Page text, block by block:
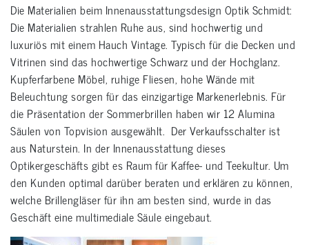
Die Materialien beim Innenausstattungsdesign Optik Schmidt:
Die Materialien strahlen Ruhe aus, sind hochwertig und
luxuriös mit einem Hauch Vintage. Typisch für die Decken und
Vitrinen sind das hochwertige Schwarz und der Hochglanz.
Kupferfarbene Möbel, ruhige Fliesen, hohe Wände mit
Beleuchtung sorgen für das einzigartige Markenerlebnis. Für
die Präsentation der Sommerbrillen haben wir 12 Alumina
Säulen von Topvision ausgewählt. Der Verkaufsschalter ist
aus Naturstein. In der Innenausstattung dieses
Optikergeschäfts gibt es Raum für Kaffee- und Teekultur. Um
den Kunden optimal darüber beraten und erklären zu können,
welche Brillengläser für ihn am besten sind, wurde in das
Geschäft eine multimediale Säule eingebaut.